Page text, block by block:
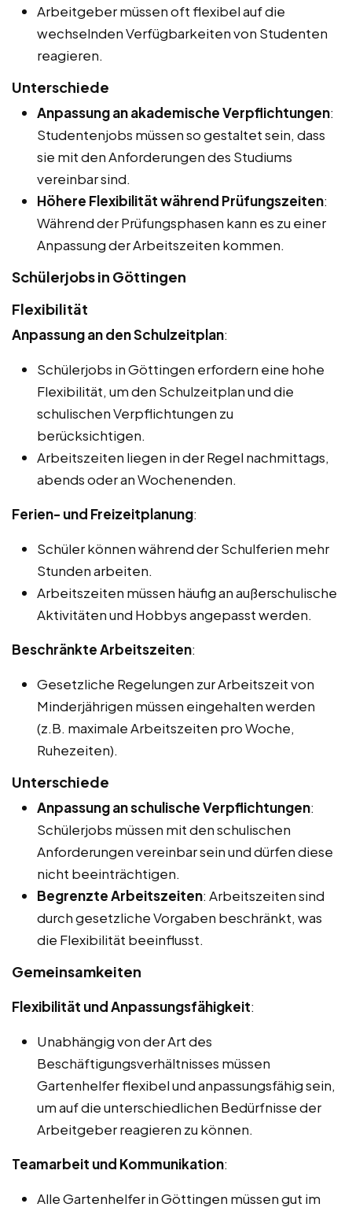
Arbeitgeber müssen oft flexibel auf die
wechselnden Verfügbarkeiten von Studenten
reagieren.
Unterschiede
Anpassung an akademische Verpflichtungen:
Studentenjobs müssen so gestaltet sein, dass
sie mit den Anforderungen des Studiums
vereinbar sind.
Höhere Flexibilität während Prüfungszeiten:
Während der Prüfungsphasen kann es zu einer
Anpassung der Arbeitszeiten kommen.
Schülerjobs in Göttingen
Flexibilität
Anpassung an den Schulzeitplan:
Schülerjobs in Göttingen erfordern eine hohe
Flexibilität, um den Schulzeitplan und die
schulischen Verpflichtungen zu
berücksichtigen.
Arbeitszeiten liegen in der Regel nachmittags,
abends oder an Wochenenden.
Ferien- und Freizeitplanung:
Schüler können während der Schulferien mehr
Stunden arbeiten.
Arbeitszeiten müssen häufig an außerschulische
Aktivitäten und Hobbys angepasst werden.
Beschränkte Arbeitszeiten:
Gesetzliche Regelungen zur Arbeitszeit von
Minderjährigen müssen eingehalten werden
(z.B. maximale Arbeitszeiten pro Woche,
Ruhezeiten).
Unterschiede
Anpassung an schulische Verpflichtungen:
Schülerjobs müssen mit den schulischen
Anforderungen vereinbar sein und dürfen diese
nicht beeinträchtigen.
Begrenzte Arbeitszeiten: Arbeitszeiten sind
durch gesetzliche Vorgaben beschränkt, was
die Flexibilität beeinflusst.
Gemeinsamkeiten
Flexibilität und Anpassungsfähigkeit:
Unabhängig von der Art des
Beschäftigungsverhältnisses müssen
Gartenhelfer flexibel und anpassungsfähig sein,
um auf die unterschiedlichen Bedürfnisse der
Arbeitgeber reagieren zu können.
Teamarbeit und Kommunikation:
Alle Gartenhelfer in Göttingen müssen gut im